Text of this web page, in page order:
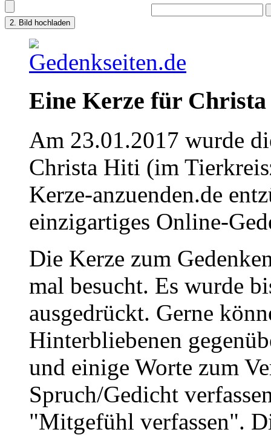
Eine Kerze für
Am 23.01.2017 wurde
Christa Hiti (im
Kerze-anzuenden.de
einzigartiges Online-
Die Kerze zum
mal besucht. Es wurde
ausgedrückt. Gerne
Hinterbliebenen
und einige Worte zum
Spruch/Gedicht
"Mitgefühl verfassen".